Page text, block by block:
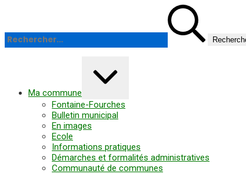
contenu
Ma commune
Fontaine-Fourches
Bulletin municipal
En images
Ecole
Informations pratiques
Démarches et formalités administratives
Communauté de communes